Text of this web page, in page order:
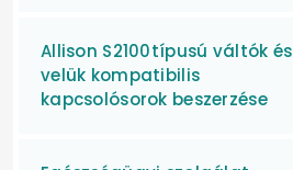
Allison S2100típusú váltók és
velük kompatibilis
kapcsolósorok beszerzése